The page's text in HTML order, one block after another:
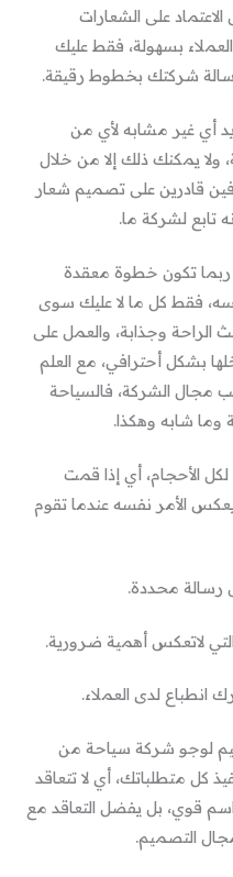
على الشعارات
بسهولة، فقط عليك
شركتك بخطوط رقيقة.
أي غير مشابه لأي من
ولا يمكنك ذلك إلا من خلال
قادرين على تصميم شعار
تابع لشركة ما.
ربما تكون خطوة معقدة
فقط كل ما لا عليك سوى
الراحة وجذابة، والعمل على
بشكل أحترافي، مع العلم
مجال الشركة، فالسياحة
وما شابه وهكذا.
الأحجام، أي إذا قمت
الأمر نفسه عندما تقوم
رسالة محددة.
لاتعكس أهمية ضرورية.
انطباع لدى العملاء.
لوجو شركة سياحة من
كل متطلباتك، أي لا تتعاقد
قوي، بل يفضل التعاقد مع
التصميم.